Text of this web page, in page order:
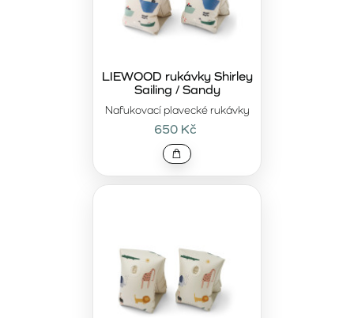
Nafukovací plavecké rukávky
LIEWOOD rukávky Shirley
Sailing / Sandy
650 Kč